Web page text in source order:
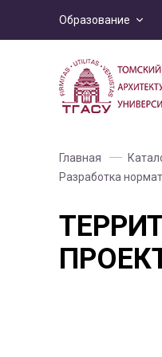
Образование
Главная
Разработка